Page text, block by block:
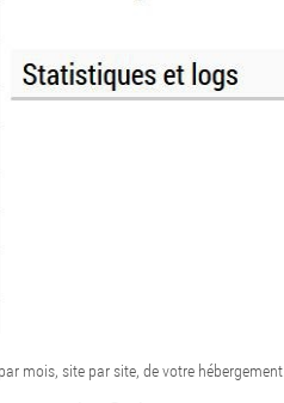
mois, site par site, de votre hébergement.